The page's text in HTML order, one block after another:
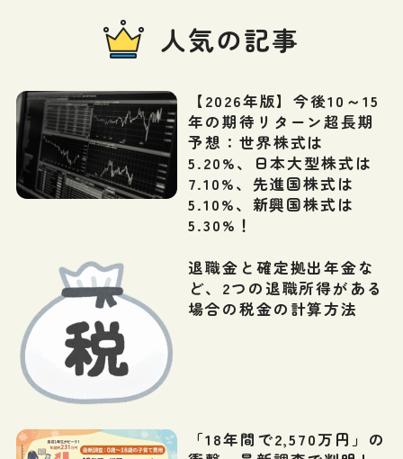
人気の記事
【2026年版】今後10～15
年の期待リターン超長期
予想：世界株式は
5.20%、日本大型株式は
7.10%、先進国株式は
5.10%、新興国株式は
5.30%！
退職金と確定拠出年金な
ど、2つの退職所得がある
場合の税金の計算方法
「18年間で2,570万円」の